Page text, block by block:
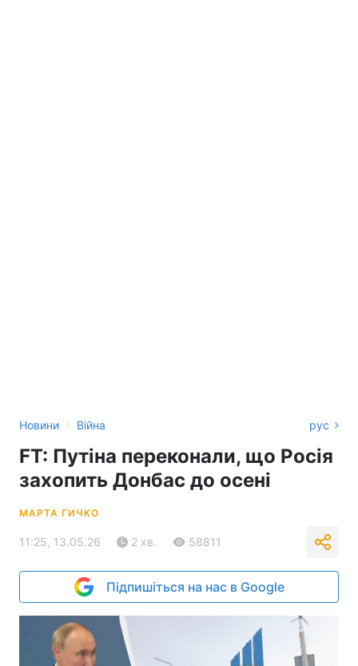
Новини › Війна рус
FT: Путіна переконали, що Росія
захопить Донбас до осені
МАРТА ГИЧКО
11:25, 13.05.26 2 хв. 58811
Підпишіться на нас в Google